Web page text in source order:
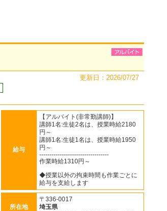
更新日：2026/07/27
給与
【アルバイト(非常勤講師)】
講師1名:生徒2名は、授業時給2180
円～
講師1名:生徒1名は、授業時給1950
円～
----------------------------------
作業時給1310円～
◆授業以外の拘束時間も作業ごとに
給与を支給します
所在地
〒336-0017
埼玉県